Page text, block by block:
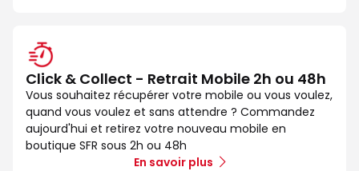
Click & Collect - Retrait Mobile 2h ou 48h
Vous souhaitez récupérer votre mobile ou vous voulez,
quand vous voulez et sans attendre ? Commandez
aujourd'hui et retirez votre nouveau mobile en
boutique SFR sous 2h ou 48h
En savoir plus